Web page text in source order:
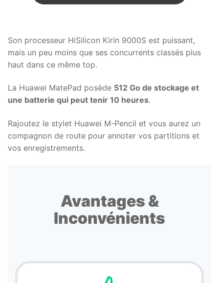
Son processeur HiSilicon Kirin 9000S est puissant,
mais un peu moins que ses concurrents classés plus
haut dans ce même top.
La Huawei MatePad posède 512 Go de stockage et
une batterie qui peut tenir 10 heures.
Rajoutez le stylet Huawei M-Pencil et vous aurez un
compagnon de route pour annoter vos partitions et
vos enregistrements.
Avantages &
Inconvénients